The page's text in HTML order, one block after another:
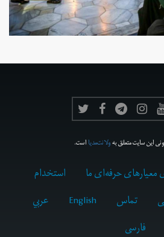
این سایت متعلق بهولانت‌مدیااست.
معیارهای حرفه‌ای ما
استخدام
تماس English
عربي
فارسى